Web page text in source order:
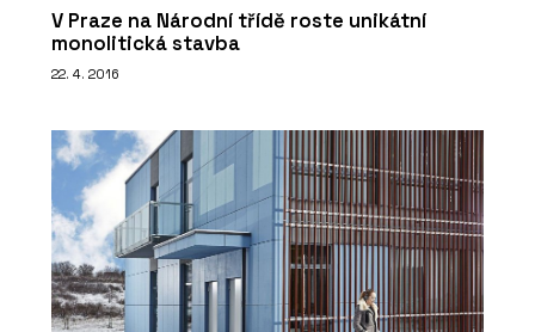
V Praze na Národní třídě roste unikátní
monolitická stavba
22. 4. 2016